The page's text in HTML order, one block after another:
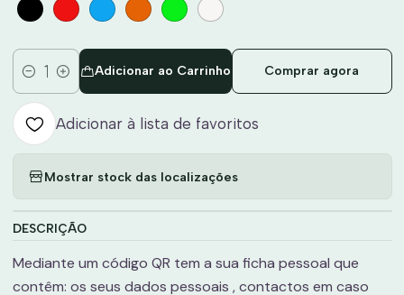
Quantidade
Adicionar ao Carrinho Comprar agora
Adicionar à lista de favoritos
Mostrar stock das localizações
DESCRIÇÃO
Mediante um código QR tem a sua ficha pessoal que
contêm: os seus dados pessoais , contactos em caso